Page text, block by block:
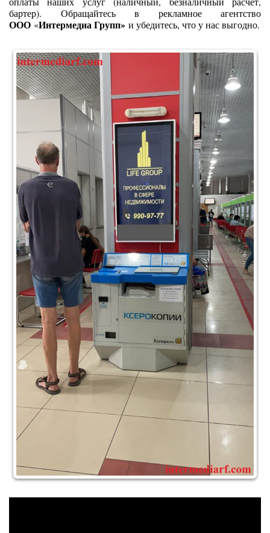
бартер). Обращайтесь в рекламное агентство
ООО «Интермедиа Групп» и убедитесь, что у нас выгодно.